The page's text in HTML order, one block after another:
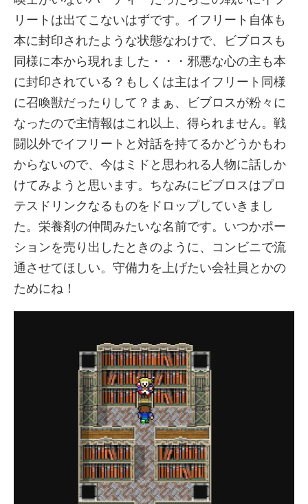
リートは出てこないはずです。イフリート自体も
本に封印されたような状態なわけで、ビブロスも
同様に本から現れました・・・邪悪な心の主も本
に封印されている？もしくは主はイフリート同様
に召喚獣だったりして？まぁ、ビブロスが粉々に
なったので主情報はこれ以上、得られません。戦
闘以外でイフリートと対話を持てるかどうかもわ
からないので、今はミドと思われる人物に話しか
けてみようと思います。ちなみにビブロスはプロ
テスドリンクなるものをドロップしていきまし
た。栄養剤の仲間みたいな名前です。いつかポー
ションを売り出したときのように、コンビニで流
通させてほしい。守備力を上げたい会社員とかの
ためにね！